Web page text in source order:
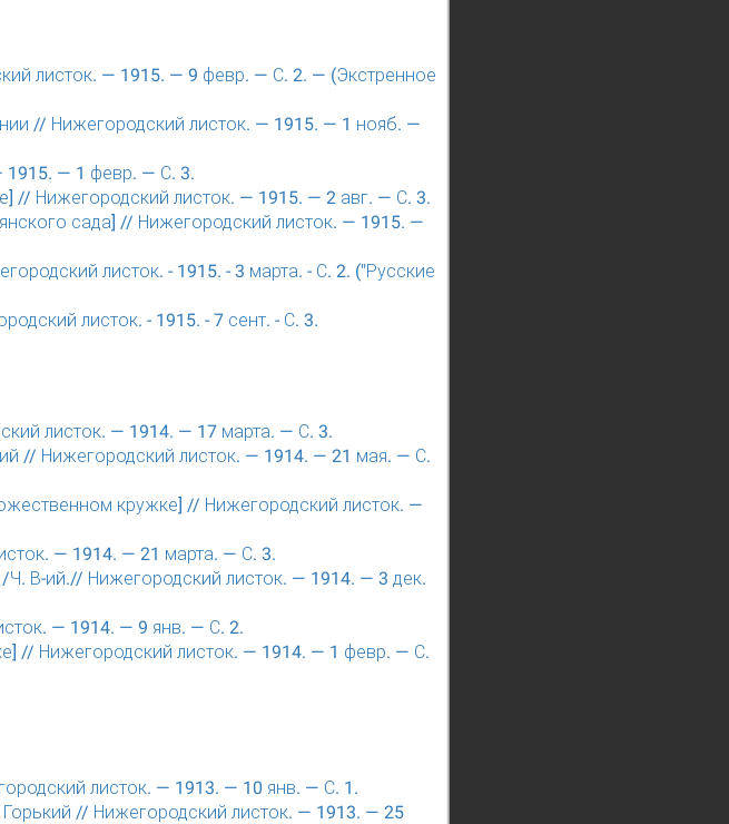
листок. — 1915. — 9 февр. — С. 2. — (Экстренное
// Нижегородский листок. — 1915. — 1 нояб. —
1915. — 1 февр. — С. 3.
// Нижегородский листок. — 1915. — 2 авг. — С. 3.
сада] // Нижегородский листок. — 1915. —
листок. - 1915. - 3 марта. - С. 2. ("Русские
листок. - 1915. - 7 сент. - С. 3.
листок. — 1914. — 17 марта. — С. 3.
// Нижегородский листок. — 1914. — 21 мая. — С.
кружке] // Нижегородский листок. —
— 1914. — 21 марта. — С. 3.
В-ий.// Нижегородский листок. — 1914. — 3 дек.
— 1914. — 9 янв. — С. 2.
// Нижегородский листок. — 1914. — 1 февр. — С.
листок. — 1913. — 10 янв. — С. 1.
// Нижегородский листок. — 1913. — 25